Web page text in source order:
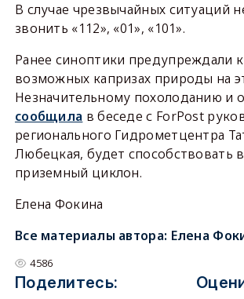
В случае чрезвычайных ситуаций
звонить «112», «01», «101».
Ранее синоптики предупреждали
возможных капризах природы на
Незначительному похолоданию и
сообщила в беседе с ForPost
регионального Гидрометцентра
Любецкая, будет способствовать
приземный циклон.
Елена Фокина
Все материалы автора: Елена
4586
Поделитесь: